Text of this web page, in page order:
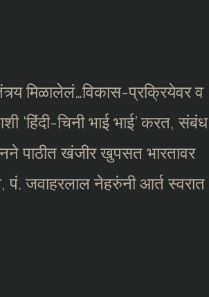
मिळालेलं…विकास-प्रक्रियेवर व
‘हिंदी-चिनी भाई भाई’ करत, संबंध
पाठीत खंजीर खुपसत भारतावर
पं. जवाहरलाल नेहरुंनी आर्त स्वरात